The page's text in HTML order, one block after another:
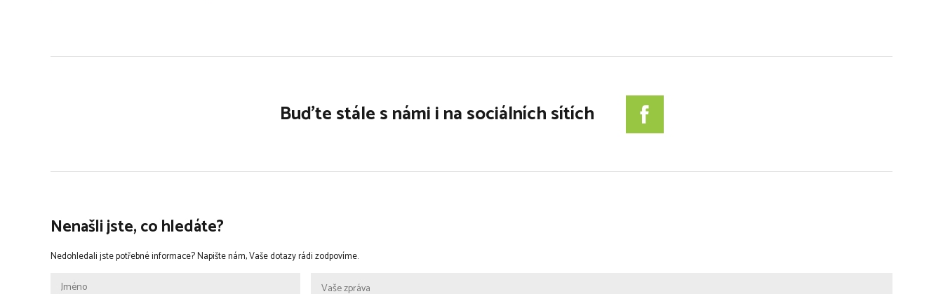
Buďte stále s námi i na sociálních sítích
Nenašli jste, co hledáte?
Nedohledali jste potřebné informace? Napište nám, Vaše dotazy rádi zodpovíme.